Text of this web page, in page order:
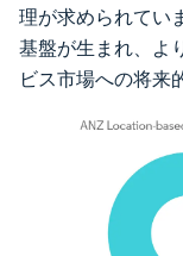
理が求められてい
基盤が生まれ、よ
ビス市場への将来